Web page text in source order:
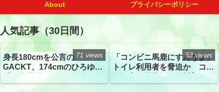
About プライバシーポリシー
人気記事（30日間）
身長180cmを公言の
GACKT、174cmのひろゆき
トざわつき イベントでの写
71 views
「コンビニ馬鹿にすんなよ」
トイレ利用者を脅迫か コン
53 views